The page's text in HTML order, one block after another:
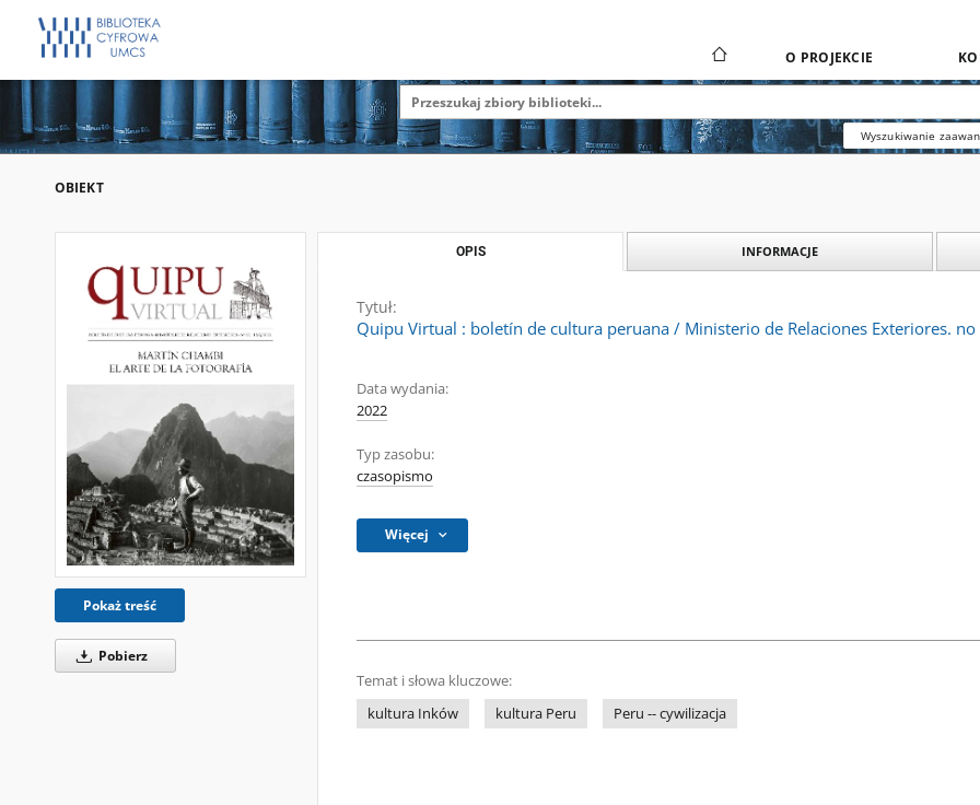
O PROJEKCIE
Wyszukiwanie
OBIEKT
Pokaż treść
Pobierz
OPIS INFORMACJE
Tytuł:
Quipu Virtual : boletín de cultura peruana / Ministerio de Relaciones Exteriores.
Data wydania:
2022
Typ zasobu:
czasopismo
Więcej
Temat i słowa kluczowe:
kultura Inków
kultura Peru Peru -- cywilizacja